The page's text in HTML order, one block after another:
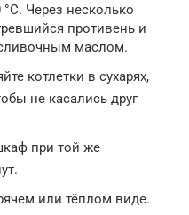
Через несколько
противень и
маслом.
котлетки в сухарях,
не касались друг
при той же
или тёплом виде.